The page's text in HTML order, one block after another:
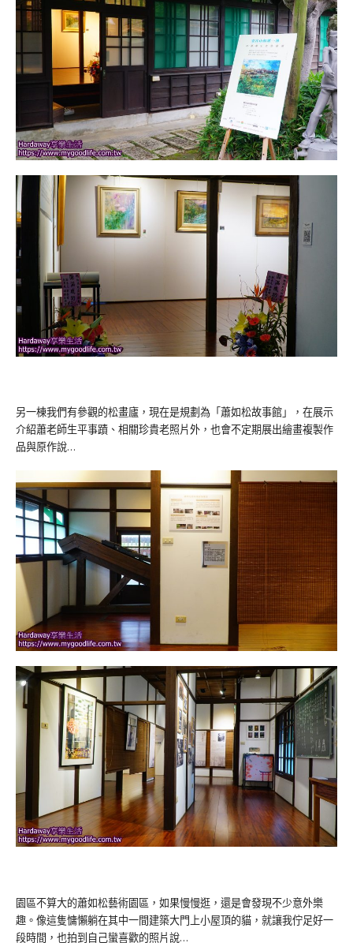
另一棟我們有參觀的松畫廬，現在是規劃為「蕭如松故事館」，在展示
介紹蕭老師生平事蹟、相關珍貴老照片外，也會不定期展出繪畫複製作
品與原作說…
園區不算大的蕭如松藝術園區，如果慢慢逛，還是會發現不少意外樂
趣。像這隻慵懶躺在其中一間建築大門上小屋頂的貓，就讓我佇足好一
段時間，也拍到自己蠻喜歡的照片說…